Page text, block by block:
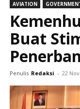
AVIATION
Buat
Penulis Redaksi - 22